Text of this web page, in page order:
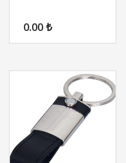
0.00 ₺